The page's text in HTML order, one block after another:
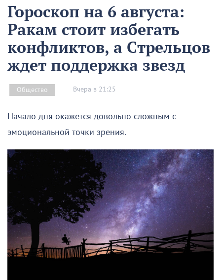
Гороскоп на 6 августа:
Ракам стоит избегать
конфликтов, а Стрельцов
ждет поддержка звезд
Общество Вчера в 21:25
Начало дня окажется довольно сложным с
эмоциональной точки зрения.